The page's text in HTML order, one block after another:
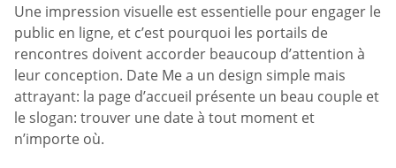
Une impression visuelle est essentielle pour engager le
public en ligne, et c’est pourquoi les portails de
rencontres doivent accorder beaucoup d’attention à
leur conception. Date Me a un design simple mais
attrayant: la page d’accueil présente un beau couple et
le slogan: trouver une date à tout moment et
n’importe où.